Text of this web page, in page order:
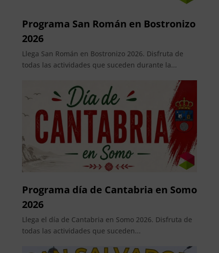
Programa San Román en Bostronizo
2026
Llega San Román en Bostronizo 2026. Disfruta de
todas las actividades que suceden durante la...
Programa día de Cantabria en Somo
2026
Llega el día de Cantabria en Somo 2026. Disfruta de
todas las actividades que suceden...